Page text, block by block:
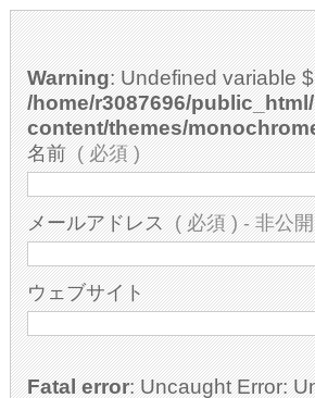
Warning : Undefined variable
/home/r3087696/
content/themes/
名前 ( 必須 )
メールアドレス ( 必須 ) - 非公
ウェブサイト
Fatal error: Uncaught Error: Undefined constant "cs_print_smilies" in